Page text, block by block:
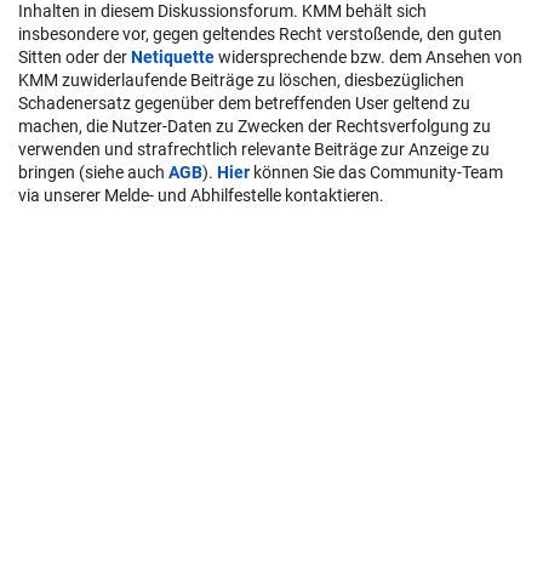
Inhalten in diesem Diskussionsforum. KMM behält sich
insbesondere vor, gegen geltendes Recht verstoßende, den guten
Sitten oder derNetiquettewidersprechende bzw. dem Ansehen von
KMM zuwiderlaufende Beiträge zu löschen, diesbezüglichen
Schadenersatz gegenüber dem betreffenden User geltend zu
machen, die Nutzer-Daten zu Zwecken der Rechtsverfolgung zu
verwenden und strafrechtlich relevante Beiträge zur Anzeige zu
bringen (siehe auch AGB). Hier können Sie das Community-Team
via unserer Melde- und Abhilfestelle kontaktieren.